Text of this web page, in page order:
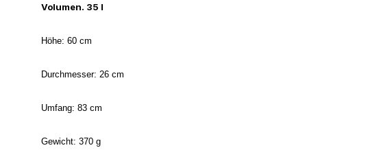
Volumen. 35 l
Höhe: 60 cm
Durchmesser: 26 cm
Umfang: 83 cm
Gewicht: 370 g